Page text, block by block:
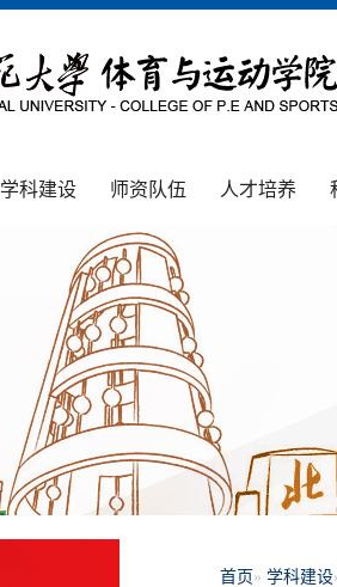
学科建设 师资队伍 人才培养
首页 » 学科建设